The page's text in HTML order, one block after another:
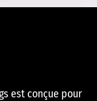
est conçue pour